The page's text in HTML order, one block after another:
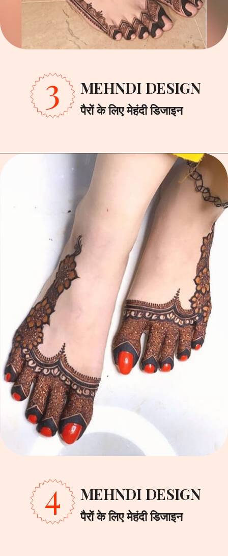
MEHNDI DESIGN
पैरों के लिए मेहंदी डिजाइन
3
MEHNDI DESIGN
पैरों के लिए मेहंदी डिजाइन
4